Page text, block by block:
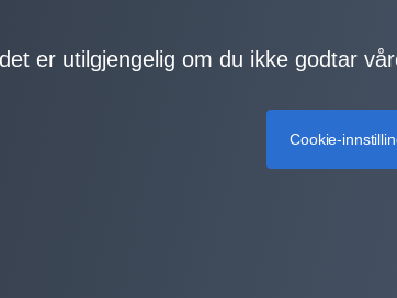
er utilgjengelig om du ikke godtar
Cookie-